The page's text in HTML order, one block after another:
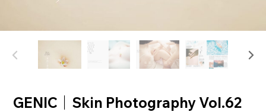
GENIC｜Skin Photography Vol.62